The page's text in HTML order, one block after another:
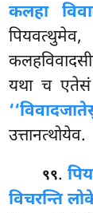
कलहा
यथा च एतेसं
उत्तानत्थोयेव.
९९.
विचरन्ति